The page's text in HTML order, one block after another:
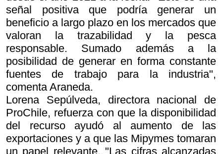
señal positiva que podría generar un
beneficio a largo plazo en los mercados que
valoran la trazabilidad y la pesca
responsable. Sumado además a la
posibilidad de generar en forma constante
fuentes de trabajo para la industria",
comenta Araneda.
Lorena Sepúlveda, directora nacional de
ProChile, refuerza con que la disponibilidad
del recurso ayudó al aumento de las
exportaciones y a que las Mipymes tomaran
un papel relevante. "Las cifras alcanzadas